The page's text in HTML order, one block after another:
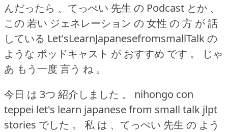
んだったら 、てっぺい 先生 の Podcast とか 、
この 若い ジェネレーション の 女性 の 方 が 話
している Let'sLearnJapanesefromsmallTalk の
ような ポッドキャスト が おすすめ です 。
じゃ
あ もう一度 言う ね 。
今日 は 3つ 紹介しました 。
nihongo con
teppei let's learn japanese from small talk jlpt
stories でした 。
私 は 、てっぺい 先生 の よう